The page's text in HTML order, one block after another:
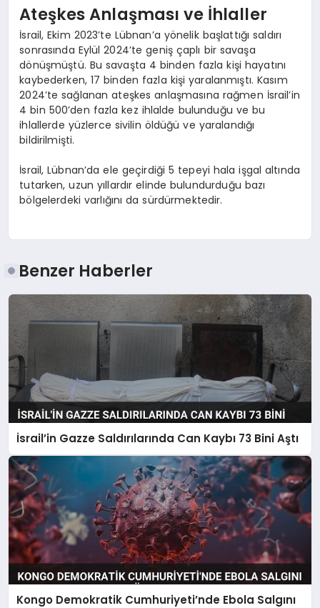
Ateşkes Anlaşması ve İhlaller
İsrail, Ekim 2023’te Lübnan’a yönelik başlattığı saldırı
sonrasında Eylül 2024’te geniş çaplı bir savaşa
dönüşmüştü. Bu savaşta 4 binden fazla kişi hayatını
kaybederken, 17 binden fazla kişi yaralanmıştı. Kasım
2024’te sağlanan ateşkes anlaşmasına rağmen İsrail’in
4 bin 500’den fazla kez ihlalde bulunduğu ve bu
ihlallerde yüzlerce sivilin öldüğü ve yaralandığı
bildirilmişti.
İsrail, Lübnan’da ele geçirdiği 5 tepeyi hala işgal altında
tutarken, uzun yıllardır elinde bulundurduğu bazı
bölgelerdeki varlığını da sürdürmektedir.
Benzer Haberler
İsrail’in Gazze Saldırılarında Can Kaybı 73 Bini Aştı
Kongo Demokratik Cumhuriyeti’nde Ebola Salgını